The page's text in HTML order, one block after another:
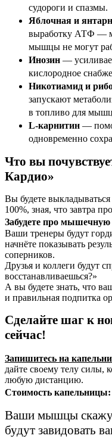
судороги и спазмы.
Яблочная и
выработку АТФ —
мышцы не могут
Инозин —
кислородное
Никотиамид и
запускают
в топливо для
L-карнитин —
одновременно
Что вы
Кардио»
Вы будете
100%, зная, что завтра
Забудете про мышечную
Ваши тренеры будут
начнёте показывать
соперников.
Друзья и коллеги будут
восстанавливаешься?»
А вы будете знать, что
и правильная подпитка
Сделайте шаг к
сейчас!
Запишитесь на
дайте своему телу силы,
любую дистанцию.
Стоимость капельницы:
Ваши мышцы
будут завидовать